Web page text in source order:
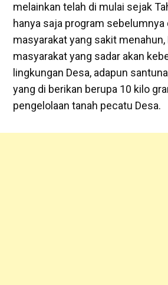
melainkan telah di mulai sejak
hanya saja program
masyarakat yang sakit menahun,
masyarakat yang sadar akan
lingkungan Desa, adapun
yang di berikan berupa 10 kilo
pengelolaan tanah pecatu Desa.